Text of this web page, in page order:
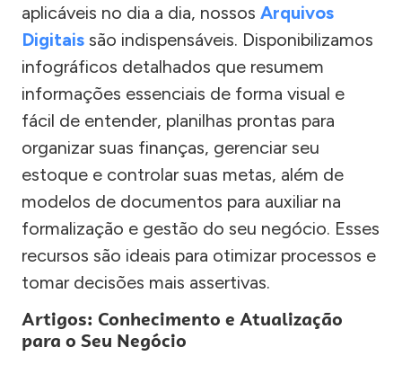
aplicáveis no dia a dia, nossos Arquivos
Digitais são indispensáveis. Disponibilizamos
infográficos detalhados que resumem
informações essenciais de forma visual e
fácil de entender, planilhas prontas para
organizar suas finanças, gerenciar seu
estoque e controlar suas metas, além de
modelos de documentos para auxiliar na
formalização e gestão do seu negócio. Esses
recursos são ideais para otimizar processos e
tomar decisões mais assertivas.
Artigos: Conhecimento e Atualização
para o Seu Negócio